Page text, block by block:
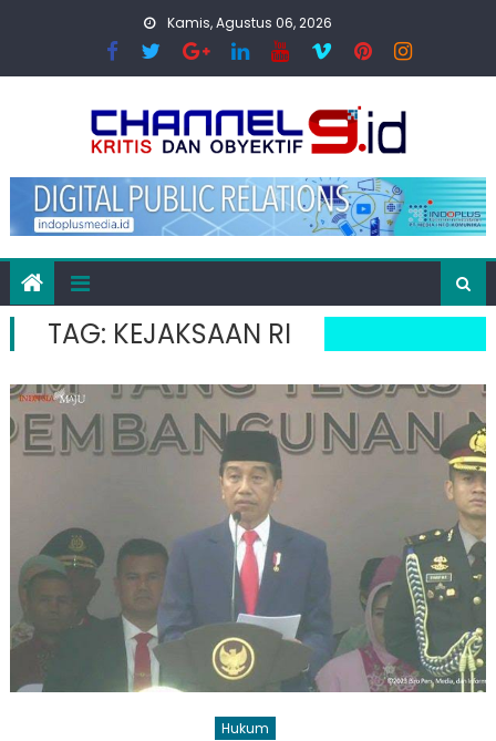
Kamis, Agustus 06, 2026
TAG: KEJAKSAAN RI
Hukum